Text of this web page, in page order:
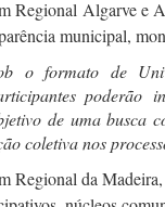
Regional Algarve e
municipal,
o formato de
poderão
de uma busca
coletiva nos
Regional da